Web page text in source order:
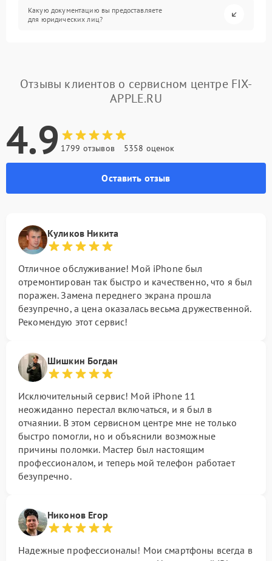
Какую документацию вы предоставляете
для юридических лиц?
Отзывы клиентов о сервисном центре FIX-
APPLE.RU
4.9 1799 отзывов 5358 оценок
Оставить отзыв
Куликов Никита
Отличное обслуживание! Мой iPhone был
отремонтирован так быстро и качественно, что я был
поражен. Замена переднего экрана прошла
безупречно, а цена оказалась весьма дружественной.
Рекомендую этот сервис!
Шишкин Богдан
Исключительный сервис! Мой iPhone 11
неожиданно перестал включаться, и я был в
отчаянии. В этом сервисном центре мне не только
быстро помогли, но и объяснили возможные
причины поломки. Мастер был настоящим
профессионалом, и теперь мой телефон работает
безупречно.
Никонов Егор
Надежные профессионалы! Мои смартфоны всегда в